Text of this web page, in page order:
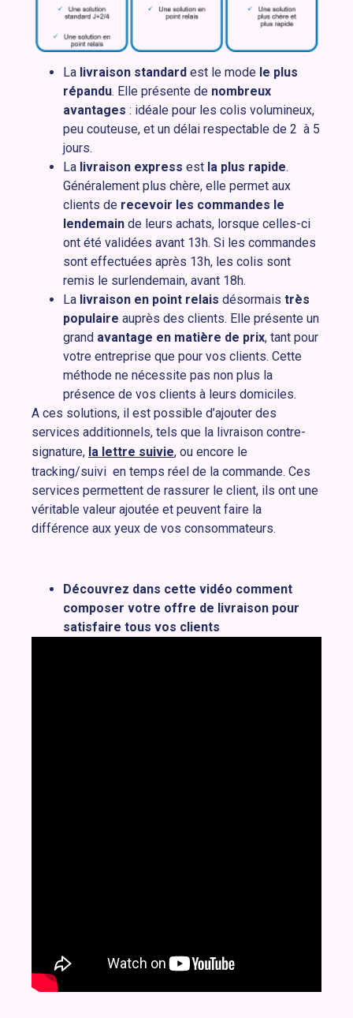
La livraison standard est le mode le plus
répandu. Elle présente de nombreux
avantages : idéale pour les colis volumineux,
peu couteuse, et un délai respectable de 2 à 5
jours.
La livraison express est la plus rapide.
Généralement plus chère, elle permet aux
clients de recevoir les commandes le
lendemain de leurs achats, lorsque celles-ci
ont été validées avant 13h. Si les commandes
sont effectuées après 13h, les colis sont
remis le surlendemain, avant 18h.
La livraison en point relais désormais très
populaire auprès des clients. Elle présente un
grand avantage en matière de prix, tant pour
votre entreprise que pour vos clients. Cette
méthode ne nécessite pas non plus la
présence de vos clients à leurs domiciles.
A ces solutions, il est possible d’ajouter des
services additionnels, tels que la livraison contre-
signature, la lettre suivie, ou encore le
tracking/suivi en temps réel de la commande. Ces
services permettent de rassurer le client, ils ont une
véritable valeur ajoutée et peuvent faire la
différence aux yeux de vos consommateurs.
Découvrez dans cette vidéo comment
composer votre offre de livraison pour
satisfaire tous vos clients